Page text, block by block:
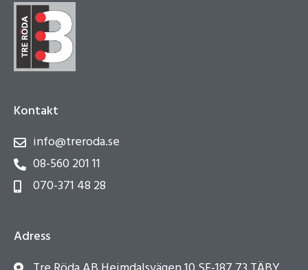
Kontakt
info@treroda.se
08-560 201 11
070-371 48 28
Adress